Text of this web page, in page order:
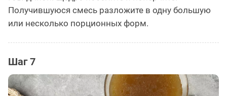
Получившуюся смесь разложите в одну большую
или несколько порционных форм.
Шаг 7